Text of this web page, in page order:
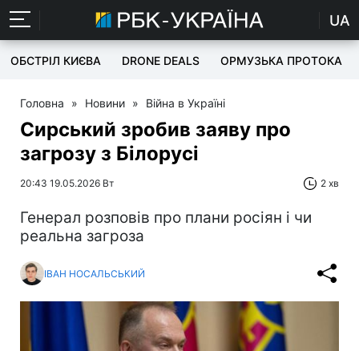
UA
ОБСТРІЛ КИЄВА DRONE DEALS ОРМУЗЬКА ПРОТОКА
Головна » Новини » Війна в Україні
Сирський зробив заяву про
загрозу з Білорусі
20:43 19.05.2026 Вт 2 хв
Генерал розповів про плани росіян і чи
реальна загроза
ІВАН НОСАЛЬСЬКИЙ